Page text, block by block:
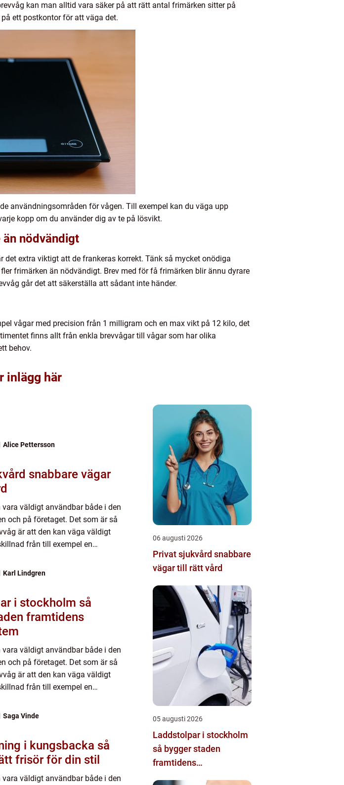
kan man alltid vara säker på att rätt antal frimärken sitter på
ett postkontor för att väga det.
användningsområden för vågen. Till exempel kan du väga upp
kopp om du använder dig av te på lösvikt.
nödvändigt
extra viktigt att de frankeras korrekt. Tänk så mycket onödiga
frimärken än nödvändigt. Brev med för få frimärken blir ännu dyrare
går det att säkerställa att sådant inte händer.
vågar med precision från 1 milligram och en max vikt på 12 kilo, det
finns allt från enkla brevvågar till vågar som har olika
behov.
inlägg här
Alice Pettersson
vägar
vara väldigt användbar både i den
och på företaget. Det som är så
är att den kan väga väldigt
från till exempel en
Karl Lindgren
i stockholm så
framtidens
vara väldigt användbar både i den
och på företaget. Det som är så
är att den kan väga väldigt
från till exempel en
Saga Vinde
i kungsbacka så
frisör för din stil
vara väldigt användbar både i den
06 augusti 2026
Privat sjukvård snabbare
vägar till rätt vård
05 augusti 2026
Laddstolpar i stockholm
så bygger staden
framtidens